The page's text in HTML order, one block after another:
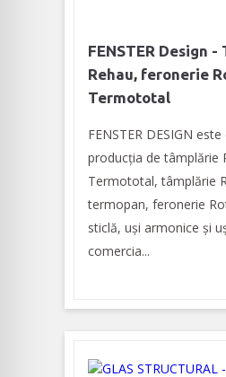
FENSTER Design
Rehau, feronerie
Termototal
FENSTER DESIGN
producția de tâmplărie
Termototal, tâmplărie
termopan, feronerie
sticlă, uși armonice și
comercia...